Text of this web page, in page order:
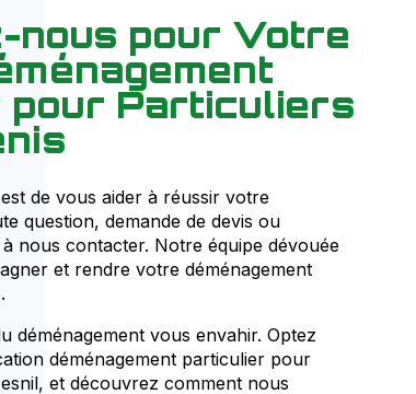
nous pour Votre
Particuliers
de vous aider à réussir votre
question, demande de devis ou
nous contacter. Notre équipe dévouée
et rendre votre déménagement
déménagement vous envahir. Optez
déménagement particulier pour
et découvrez comment nous